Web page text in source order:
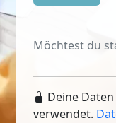
Möchtest du
Deine
verwendet.